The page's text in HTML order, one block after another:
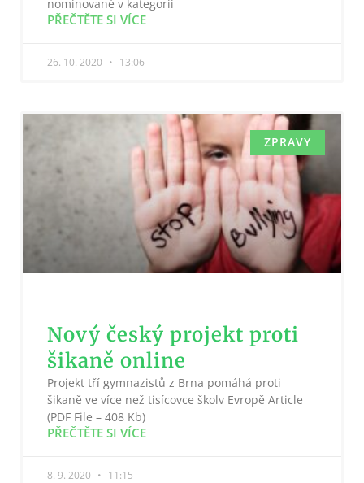
nominované v kategorii
PŘEČTĚTE SI VÍCE
26. 10. 2020 13:06
ZPRAVY
Nový český projekt proti
šikaně online
Projekt tří gymnazistů z Brna pomáhá proti
šikaně ve více než tisícovce školv Evropě Article
(PDF File – 408 Kb)
PŘEČTĚTE SI VÍCE
8. 9. 2020 11:15